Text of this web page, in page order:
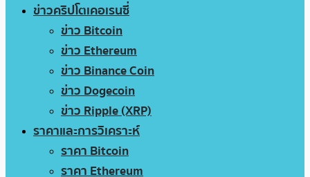
ข่าวคริปโตเคอเรนซี่
ข่าว Bitcoin
ข่าว Ethereum
ข่าว Binance Coin
ข่าว Dogecoin
ข่าว Ripple (XRP)
ราคาและการวิเคราะห์
ราคา Bitcoin
ราคา Ethereum